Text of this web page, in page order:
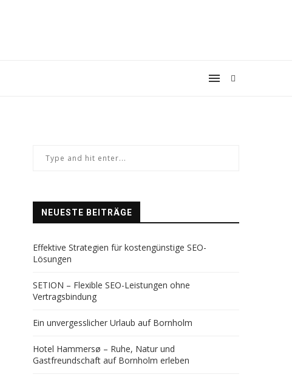
NEUESTE BEITRÄGE
Effektive Strategien für kostengünstige SEO-
Lösungen
SETION – Flexible SEO-Leistungen ohne
Vertragsbindung
Ein unvergesslicher Urlaub auf Bornholm
Hotel Hammersø – Ruhe, Natur und
Gastfreundschaft auf Bornholm erleben